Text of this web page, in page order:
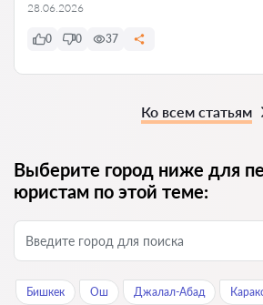
28.06.2026
0 0 37
Ко всем статьям
Выберите город ниже для
юристам по этой теме:
Бишкек Ош Джалал-Абад